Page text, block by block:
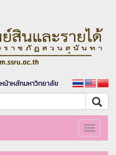
หน้าหลักมหาวิทยาลัย
Toggle